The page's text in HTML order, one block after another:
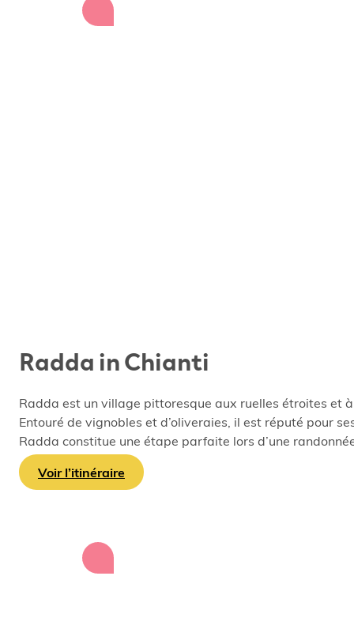
Radda in Chianti
Radda est un village pittoresque aux ruelles étroites et
Entouré de vignobles et d’oliveraies, il est réputé pour
Radda constitue une étape parfaite lors d’une
Voir l’itinéraire